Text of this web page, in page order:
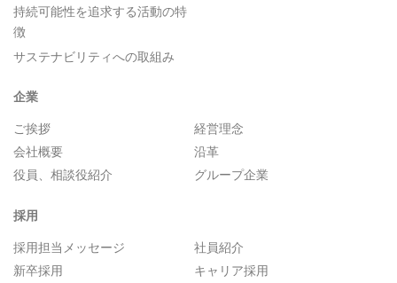
持続可能性を追求する活動の特
徴
サステナビリティへの取組み
企業
ご挨拶
経営理念
会社概要
沿革
役員、相談役紹介
グループ企業
採用
採用担当メッセージ
社員紹介
新卒採用
キャリア採用